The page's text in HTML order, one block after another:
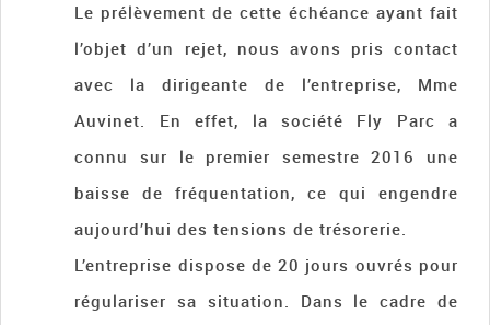
Le prélèvement de cette échéance ayant fait
l’objet d’un rejet, nous avons pris contact
avec la dirigeante de l’entreprise, Mme
Auvinet. En effet, la société Fly Parc a
connu sur le premier semestre 2016 une
baisse de fréquentation, ce qui engendre
aujourd’hui des tensions de trésorerie.
L’entreprise dispose de 20 jours ouvrés pour
régulariser sa situation. Dans le cadre de